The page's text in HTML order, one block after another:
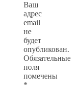
Ваш
адрес
email
не
будет
опубликован.
Обязательные
поля
помечены
*